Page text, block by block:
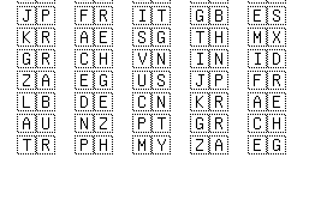
🇯🇵 🇫🇷 🇮🇹 🇬🇧
🇪🇸
🇰🇷 🇦🇪 🇸🇬 🇹🇭
🇲🇽
🇬🇷 🇨🇭 🇻🇳 🇮🇳
🇮🇩
🇿🇦 🇪🇬 🇺🇸 🇯🇵
🇫🇷
🇱🇧 🇩🇪 🇨🇳 🇰🇷
🇦🇪
🇦🇺 🇳🇿 🇵🇹 🇬🇷
🇨🇭
🇹🇷 🇵🇭 🇲🇾 🇿🇦 🇪🇬